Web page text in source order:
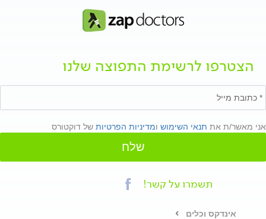
הצטרפו לרשימת התפוצה שלנו
אני מאשר/ת את תנאי השימוש ומדיניות הפרטיות של דוקטורס
שלח
תשמרו על קשר!
אינדקס וכלים